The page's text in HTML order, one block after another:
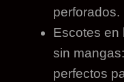
perforados.
Escotes en
sin
perfectos